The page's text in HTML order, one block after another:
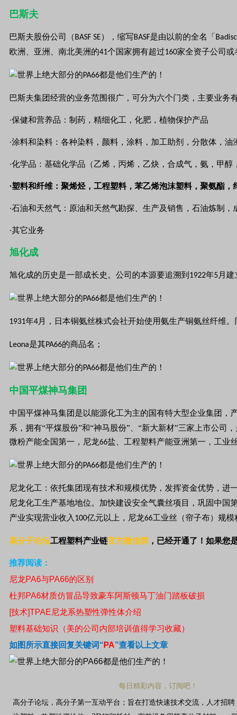
巴斯夫
巴斯夫股份公司（ BASF SE），缩写BASF是由以前的全名「
欧洲、亚洲、南北美洲的41个国家拥有超过160家全资子公司或
巴斯夫集团经营的业务范围很广，可分为六个门类，主要业务有
·保健和营养品：制药，精细化工，化肥，植物保护产品
·涂料和染料：各种染料，颜料，涂料，加工助剂，分散体，油
·化学品：基础化学品（乙烯，丙烯，乙炔，合成气，氨，甲
·塑料和纤维：聚烯烃，工程塑料，苯乙烯泡沫塑料，聚氨酯，
·石油和天然气：原油和天然气勘探、生产及销售，石油炼制，
·其它业务
旭化成
旭化成的历史是一部成长史。公司的本源要追溯到 1922年5月
1931年4月，日本铜氨丝株式会社开始使用氨生产铜氨丝纤维。
Leona是其PA66的商品名；
中国平煤神马集团
中国平煤神马集团是以能源化工为主的国有特大型企业集团，
系，拥有“平煤股份”和“神马股份”、“新大新材”三家上市公
微粉产能全国第一，尼龙66盐、工程塑料产能亚洲第一，工业
尼龙化工： 依托集团现有技术和规模优势，发挥资金优势，进
尼龙化工生产基地地位。加快建设安全气囊丝项目，巩固中国
产业实现营业收入 100亿元以上，尼龙66工业丝（帘子布）规
高分子论坛工程塑料产业链官方微信群 ，已经开通了！如果您
推荐阅读：
尼龙PA6与PA66的区别
杜邦PA6材质仿冒品导致豪车阿斯顿马丁油门踏板破损
[技术]TPAE尼龙系热塑性弹性体介绍
塑料基础知识（美的公司内部培训值得学习收藏）
如图所示直接回复关键词“ PA”查看以上文章
每日精彩内容，订阅吧！
高分子论坛，高分子第一互动平台；旨在打造快速技术交流，人才招